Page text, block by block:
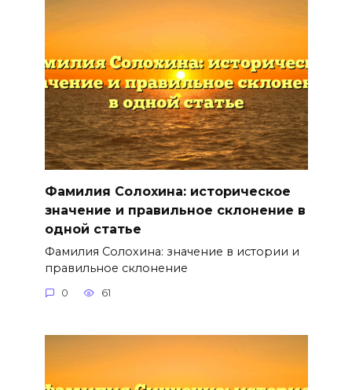
Фамилия Солохина: историческое
значение и правильное склонение в
одной статье
Фамилия Солохина: значение в истории и
правильное склонение
0 61